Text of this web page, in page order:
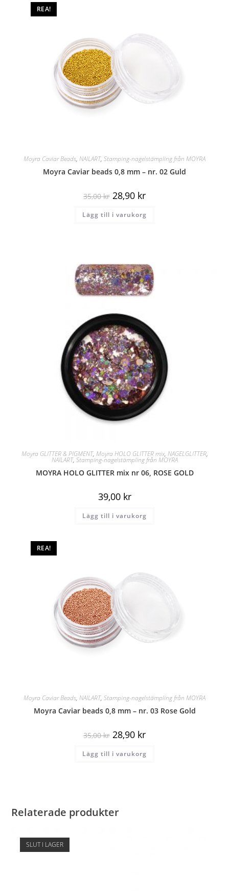
REA!
Moyra Caviar Beads, NAILART, Stamping-nagelstämpling från MOYRA
Moyra Caviar beads 0,8 mm – nr. 02 Guld
35,00kr 28,90 kr
Lägg till i varukorg
Moyra GLITTER & PIGMENT, Moyra HOLO GLITTER mix, NAGELGLITTER,
NAILART, Stamping-nagelstämpling från MOYRA
MOYRA HOLO GLITTER mix nr 06, ROSE GOLD
39,00 kr
Lägg till i varukorg
REA!
Moyra Caviar Beads, NAILART, Stamping-nagelstämpling från MOYRA
Moyra Caviar beads 0,8 mm – nr. 03 Rose Gold
35,00kr 28,90 kr
Lägg till i varukorg
Relaterade produkter
SLUT I LAGER